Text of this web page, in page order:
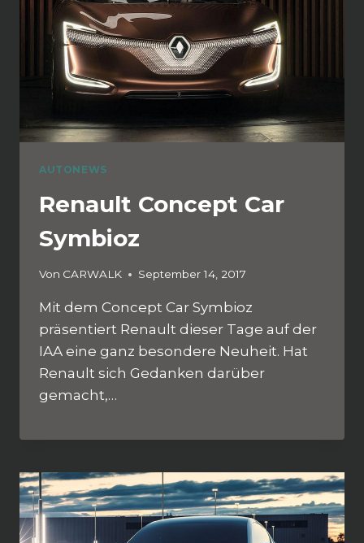
AUTONEWS
Renault Concept Car
Symbioz
Von CARWALK September 14, 2017
Mit dem Concept Car Symbioz
präsentiert Renault dieser Tage auf der
IAA eine ganz besondere Neuheit. Hat
Renault sich Gedanken darüber
gemacht,…